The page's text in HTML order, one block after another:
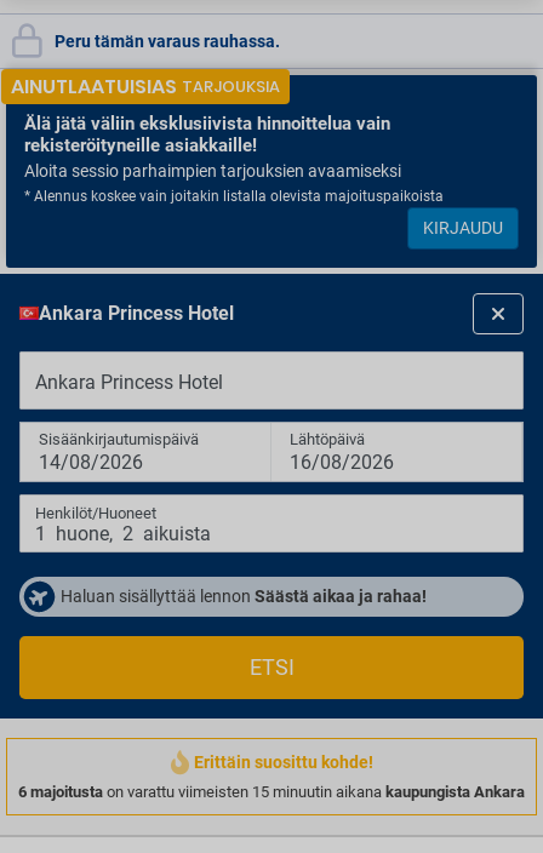
Peru tämän varaus rauhassa.
AINUTLAATUISIAS TARJOUKSIA
Älä jätä väliin eksklusiivista hinnoittelua vain
rekisteröityneille asiakkaille!
Aloita sessio parhaimpien tarjouksien avaamiseksi
* Alennus koskee vain joitakin listalla olevista majoituspaikoista
KIRJAUDU
Ankara Princess Hotel
Ankara Princess Hotel
Sisäänkirjautumispäivä
14/08/2026
Lähtöpäivä
16/08/2026
Henkilöt/Huoneet
1 huone, 2 aikuista
Haluan sisällyttää lennon Säästä aikaa ja rahaa!
ETSI
Erittäin suosittu kohde!
6 majoitusta on varattu viimeisten 15 minuutin aikana kaupungista Ankara